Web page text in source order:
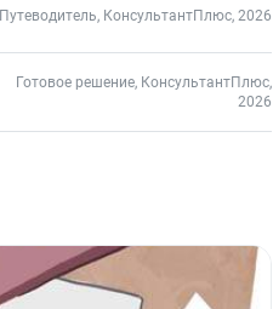
Путеводитель, КонсультантПлюс, 2026
Готовое решение, КонсультантПлюс,
2026